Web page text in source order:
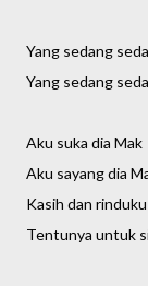
Yang sedang
Yang sedang
Aku suka dia Mak
Aku sayang dia
Kasih dan
Tentunya untuk